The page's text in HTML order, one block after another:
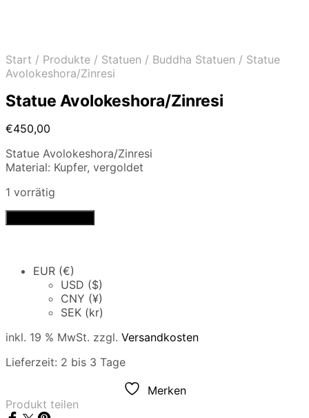
Start / Produkte / Statuen / Buddha Statuen / Statue
Avolokeshora/Zinresi
Statue Avolokeshora/Zinresi
€450,00
Statue Avolokeshora/Zinresi
Material: Kupfer, vergoldet
1 vorrätig
Statue
Avolokeshora/Zinresi
EUR (€)
USD ($)
CNY (¥)
SEK (kr)
inkl. 19 % MwSt. zzgl. Versandkosten
Lieferzeit: 2 bis 3 Tage
Merken
Produkt teilen